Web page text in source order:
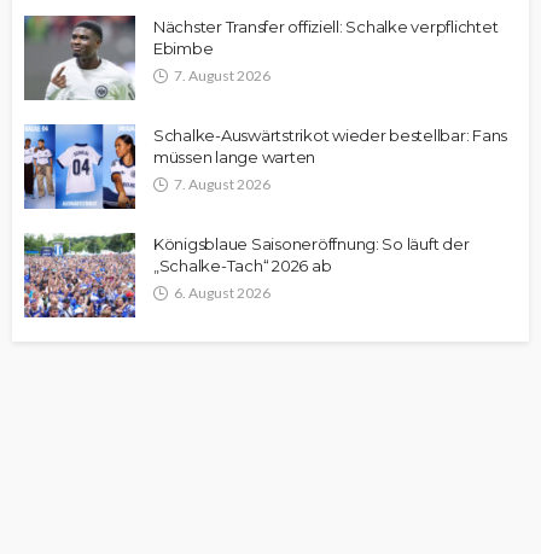
Nächster Transfer offiziell: Schalke verpflichtet
Ebimbe
7. August 2026
Schalke-Auswärtstrikot wieder bestellbar: Fans
müssen lange warten
7. August 2026
Königsblaue Saisoneröffnung: So läuft der
„Schalke-Tach“ 2026 ab
6. August 2026